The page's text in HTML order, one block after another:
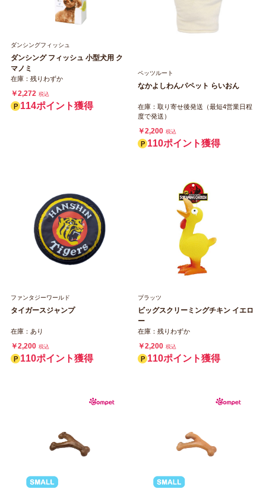
ダンシングフィッシュ
ダンシング フィッシュ 小型犬用 ク
マノミ
在庫：残りわずか
￥2,272 税込
114ポイント獲得
ペッツルート
なかよしわんパペット らいおん
在庫：取り寄せ後発送（最短4営業日程
度で発送）
￥2,200 税込
110ポイント獲得
ファンタジーワールド
タイガースジャンプ
在庫：あり
￥2,200 税込
110ポイント獲得
プラッツ
ビッグスクリーミングチキン イエロ
ー
在庫：残りわずか
￥2,200 税込
110ポイント獲得